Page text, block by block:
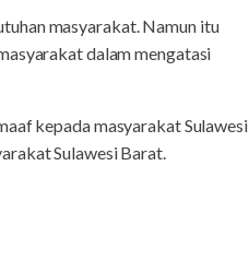
masyarakat. Namun itu
dalam mengatasi
kepada masyarakat Sulawesi
Sulawesi Barat.